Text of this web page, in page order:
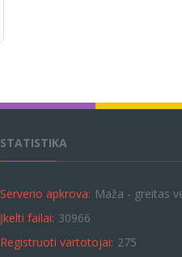
STATISTIKA
Serverio apkrova: Maža - greitas
Įkelti failai: 30966
Registruoti vartotojai: 275